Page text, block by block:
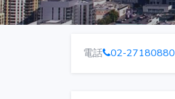
電話 02-27180880